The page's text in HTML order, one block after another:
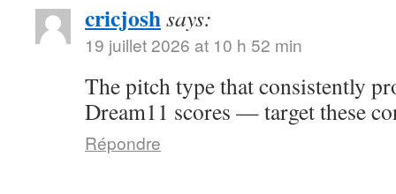
cricjoshsays:
19 juillet 2026 at 10 h 52 min
The pitch type that consistently
Dream11 scores — target these
Répondre